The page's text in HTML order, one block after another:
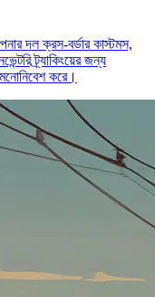
দল ক্রস-বর্ডার কাস্টমস,
ট্র্যাকিংয়ের জন্য
করে।